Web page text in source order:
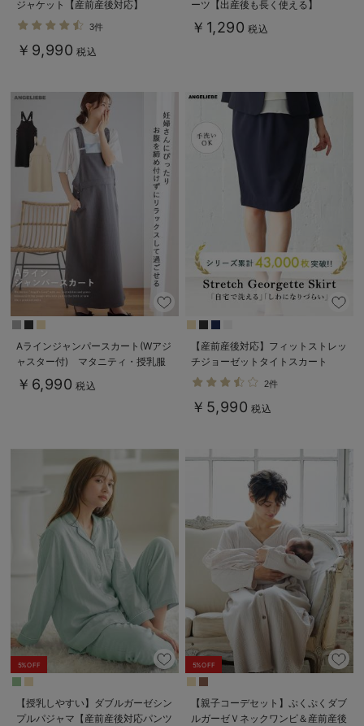
ジャケット【産前産後対応】
3件
￥9,990 税込
ーツ【出産後も長く使える】
￥1,290 税込
Aラインジャンパースカート(Wアジ
ャスター付) マタニティ・授乳服
【出産後も長く着られる】
￥6,990 税込
【産前産後対応】フィットストレッ
チジョーゼットタイトスカート
2件
￥5,990 税込
5%OFF
【授乳しやすい】ダブルガーゼシン
プルパジャマ【産前産後対応パンツ
5%OFF
【親子コーデセット】ぷくぷくダブ
ルガーゼＶネックワンピ＆産前産後